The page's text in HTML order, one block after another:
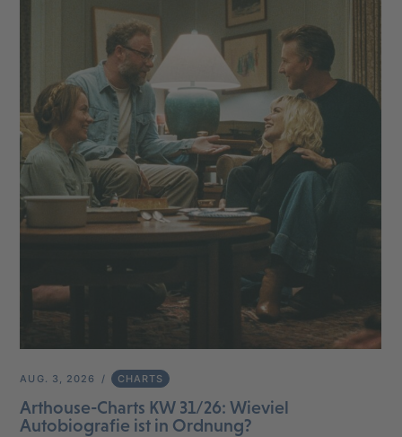
AUG. 3, 2026 CHARTS
Arthouse-Charts KW 31/26: Wieviel
Autobiografie ist in Ordnung?